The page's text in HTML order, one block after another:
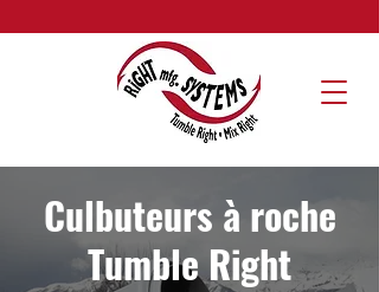
Culbuteurs à roche
Tumble Right